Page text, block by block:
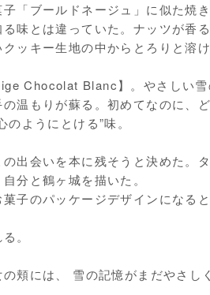
「ブールドネージュ」に似た焼き
味とは違っていた。ナッツが香
ッキー生地の中からとろりと溶け
Chocolat Blanc】。やさしい雪
温もりが蘇る。初めてなのに、
ようにとける”味。
出会いを本に残そうと決めた
分と鶴ヶ城を描いた。
子のパッケージデザインになる
。
頬には、 雪の記憶がまだやさし